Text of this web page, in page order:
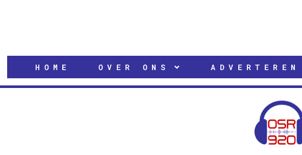
HOME OVER ONS ADVERTEREN